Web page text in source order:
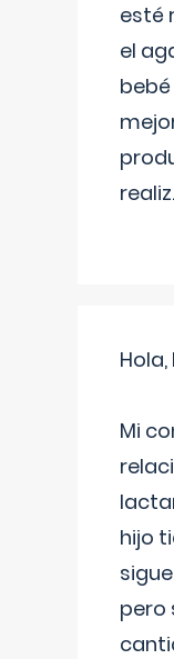
esté
el
realiz
Mi
hijo
pero